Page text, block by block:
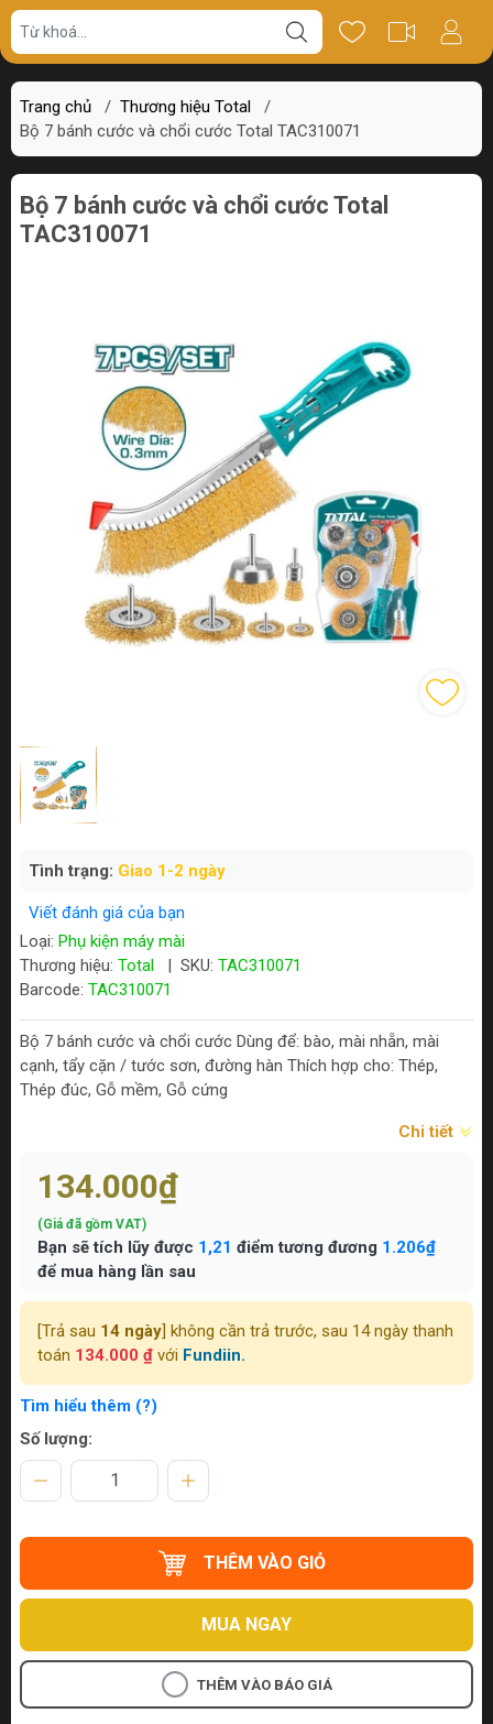
Trang chủ / Thương hiệu Total
/
Bộ 7 bánh cước và chổi cước Total TAC310071
Giá bán Review
Bộ 7 bánh cước và chổi cước Total
TAC310071
Tình trạng: Giao 1-2 ngày
Viết đánh giá của bạn
Loại: Phụ kiện máy mài
Thương hiệu: Total SKU: TAC310071
Barcode: TAC310071
Bộ 7 bánh cước và chổi cước Dùng để: bào, mài nhẵn, mài
cạnh, tẩy cặn / tước sơn, đường hàn Thích hợp cho: Thép,
Thép đúc, Gỗ mềm, Gỗ cứng
Chi tiết
134.000₫
(Giá đã gồm VAT)
Bạn sẽ tích lũy được 1,21 điểm tương đương 1.206₫
để mua hàng lần sau
[Trả sau 14 ngày ] không cần trả trước, sau 14 ngày thanh
toán 134.000 ₫ với Fundiin.
Tìm hiểu thêm (?)
Số lượng:
THÊM VÀO GIỎ
MUA NGAY
THÊM VÀO BÁO GIÁ